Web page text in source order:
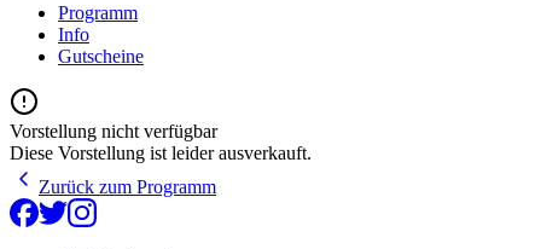
Programm
Info
Gutscheine
Vorstellung nicht verfügbar
Diese Vorstellung ist leider ausverkauft.
Zurück zum Programm